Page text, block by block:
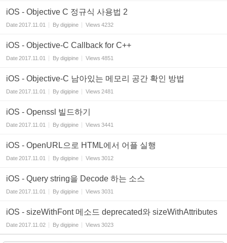
iOS - Objective C 정규식 사용법 2
Date2017.11.01 Bydigipine Views 4232
iOS - Objective-C Callback for C++
Date2017.11.01 Bydigipine Views 4851
iOS - Objective-C 남아있는 메모리 공간 확인 방법
Date2017.11.01 Bydigipine Views 2481
iOS - Openssl 빌드하기
Date2017.11.01 Bydigipine Views 3441
iOS - OpenURL으로 HTML에서 어플 실행
Date2017.11.01 Bydigipine Views 3012
iOS - Query string을 Decode 하는 소스
Date2017.11.01 Bydigipine Views 3031
iOS - sizeWithFont 메소드 deprecated와 sizeWithAttributes
Date2017.11.02 Bydigipine Views 3023